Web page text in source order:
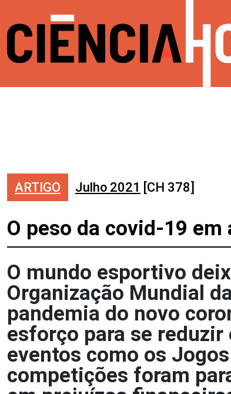
ARTIGO Julho 2021 [CH 378]
O peso da covid-19
O mundo esportivo
Organização Mundial
pandemia do novo
esforço para se
eventos como os
competições foram